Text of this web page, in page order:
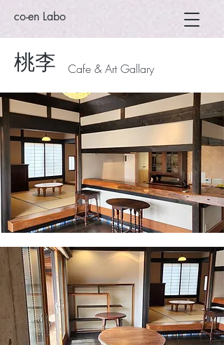
co-en Labo
​桃李 ​Cafe & Art Gallary